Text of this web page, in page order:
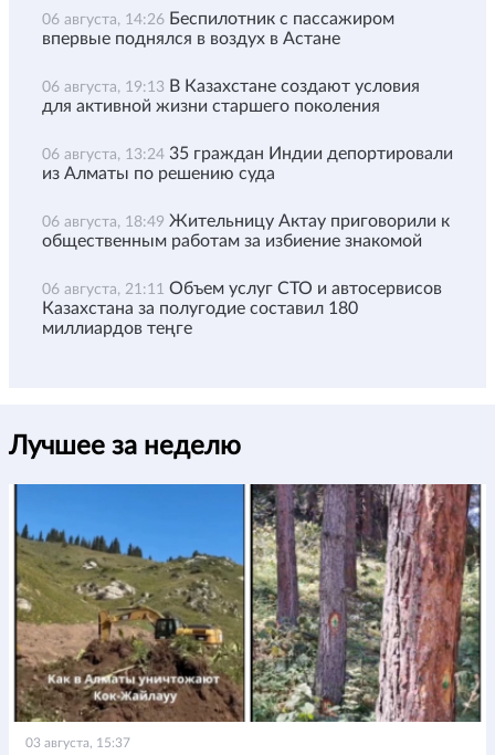
06 августа, 14:26 Беспилотник с пассажиром
впервые поднялся в воздух в Астане
06 августа, 19:13 В Казахстане создают условия
для активной жизни старшего поколения
06 августа, 13:24 35 граждан Индии депортировали
из Алматы по решению суда
06 августа, 18:49 Жительницу Актау приговорили к
общественным работам за избиение знакомой
06 августа, 21:11 Объем услуг СТО и автосервисов
Казахстана за полугодие составил 180
миллиардов теңге
Лучшее за неделю
03 августа, 15:37